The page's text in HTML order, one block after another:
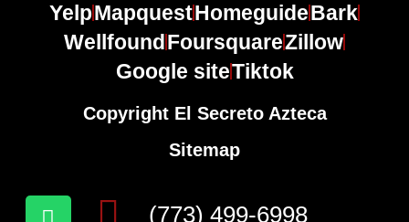
YelpMapquestHomeguideBark
WellfoundFoursquareZillow
Google siteTiktok
Copyright El Secreto Azteca
Sitemap
(773) 499-6998